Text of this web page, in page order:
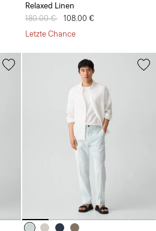
Relaxed Linen
Preis reduziert von
180.00 € auf
108.00 €
Letzte Chance